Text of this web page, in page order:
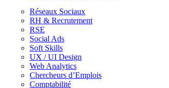
Réseaux Sociaux
RH & Recrutement
RSE
Social Ads
Soft Skills
UX / UI Design
Web Analytics
Chercheurs d’Emplois
Comptabilité